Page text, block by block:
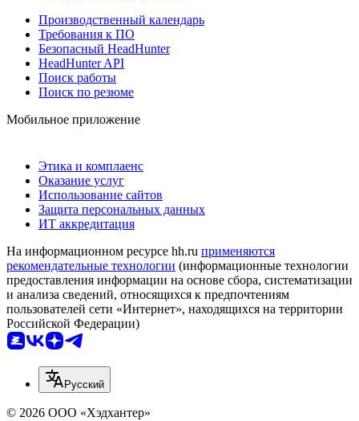
Производственный календарь
Требования к ПО
Безопасный HeadHunter
HeadHunter API
Поиск работы
Поиск по резюме
Мобильное приложение
Этика и комплаенс
Оказание услуг
Использование сайтов
Защита персональных данных
ИТ аккредитация
На информационном ресурсе hh.ru применяются
рекомендательные технологии (информационные технологии
предоставления информации на основе сбора, систематизации
и анализа сведений, относящихся к предпочтениям
пользователей сети «Интернет», находящихся на территории
Российской Федерации)
Русский
© 2026 ООО «Хэдхантер»